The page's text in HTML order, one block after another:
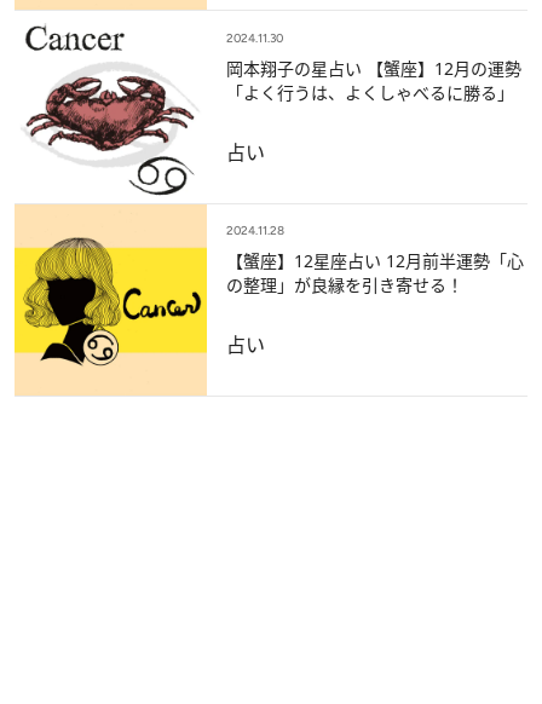
2024.11.30
岡本翔子の星占い 【蟹座】12月の運勢
「よく行うは、よくしゃべるに勝る」
占い
2024.11.28
【蟹座】12星座占い 12月前半運勢「心
の整理」が良縁を引き寄せる！
占い